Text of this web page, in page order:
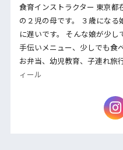
食育インストラクター 東京
の２児の母です。 ３歳にな
に遅いです。 そんな娘が少
手伝いメニュー、少しでも食
お弁当、幼児教育、子連れ旅
ィール